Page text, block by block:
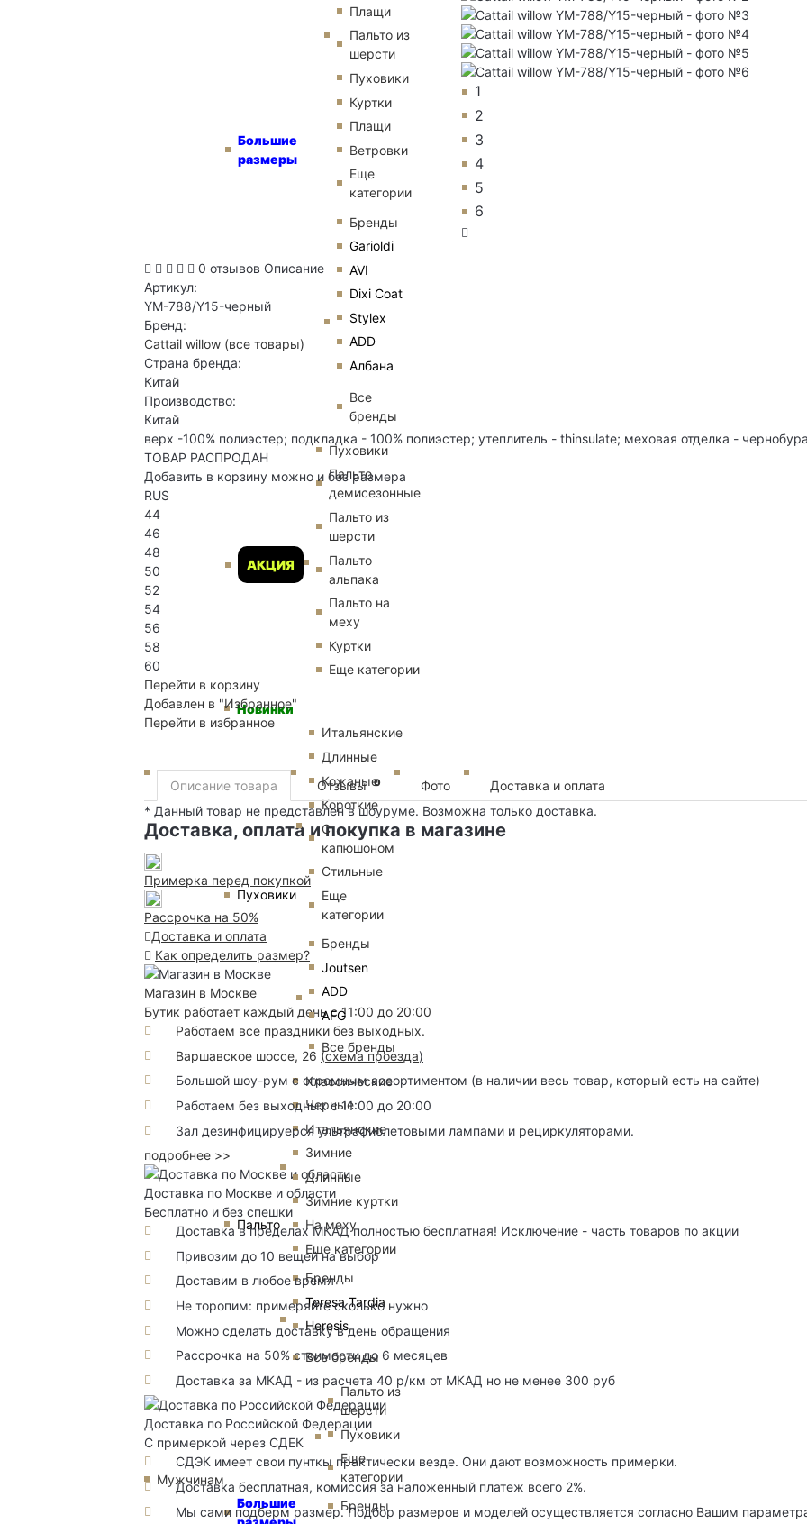
Большие
размеры
Плащи
Пальто из
шерсти
Пуховики
Куртки
Плащи
Ветровки
Еще
категории
Бренды
Garioldi
AVI
Dixi Coat
Stylex
ADD
Албана
Все
бренды
АКЦИЯ
Пуховики
Пальто
демисезонные
Пальто из
шерсти
Пальто
альпака
Пальто на
меху
Куртки
Еще категории
Мужчинам
Новинки
Пуховики
Итальянские
Длинные
Кожаные
Короткие
С
капюшоном
Стильные
Еще
категории
Бренды
Joutsen
ADD
AFG
Все бренды
Пальто
Классические
Черные
Итальянские
Зимние
Длинные
Зимние куртки
На меху
Еще категории
Бренды
Teresa Tardia
Heresis
Все бренды
Большие
Пальто из
шерсти
Пуховики
Еще
категории
Бренды
1
2
3
4
5
6
0 отзывов Описание
Артикул:
YM-788/Y15-черный
Бренд:
Cattail willow (все товары)
Страна бренда:
Китай
Производство:
Китай
верх -100% полиэстер; подкладка - 100% полиэстер; утеплитель - thinsulate; меховая отделка -
ТОВАР РАСПРОДАН
Добавить в корзину можно и без размера
RUS
44
46
48
50
52
54
56
58
60
Перейти в корзину
Добавлен в "Избранное"
Перейти в избранное
Описание товара Отзывы 0 Фото
Доставка и оплата
* Данный товар не представлен в шоуруме. Возможна только доставка.
Доставка, оплата и покупка в магазине
Примерка перед покупкой
Рассрочка на 50%
Доставка и оплата
Как определить размер?
Магазин в Москве
Бутик работает каждый день с 11:00 до 20:00
Работаем все праздники без выходных.
Варшавское шоссе, 26 (схема проезда)
Большой шоу-рум с огромным ассортиментом (в наличии весь товар, который есть на сайте)
Работаем без выходных с 11:00 до 20:00
Зал дезинфицируерся ультрафиолетовыми лампами и рециркуляторами.
подробнее >>
Доставка по Москве и области
Бесплатно и без спешки
Доставка в пределах МКАД полностью бесплатная! Исключение - часть товаров по акции
Привозим до 10 вещей на выбор
Доставим в любое время
Не торопим: примеряйте сколько нужно
Можно сделать доставку в день обращения
Рассрочка на 50% стоимости до 6 месяцев
Доставка за МКАД - из расчета 40 р/км от МКАД но не менее 300 руб
Доставка по Российской Федерации
С примеркой через СДЕК
СДЭК имеет свои пунткы практически везде. Они дают возможность примерки.
Доставка бесплатная, комиссия за наложенный платеж всего 2%.
Мы сами подберм размер. Подбор размеров и моделей осуществляется согласно Вашим